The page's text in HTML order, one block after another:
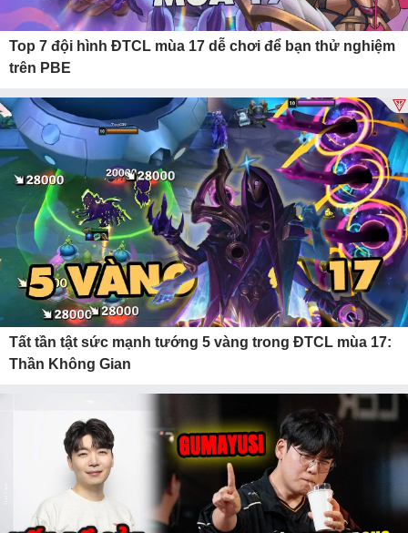
Top 7 đội hình ĐTCL mùa 17 dễ chơi để bạn thử nghiệm
trên PBE
Tất tần tật sức mạnh tướng 5 vàng trong ĐTCL mùa 17:
Thần Không Gian